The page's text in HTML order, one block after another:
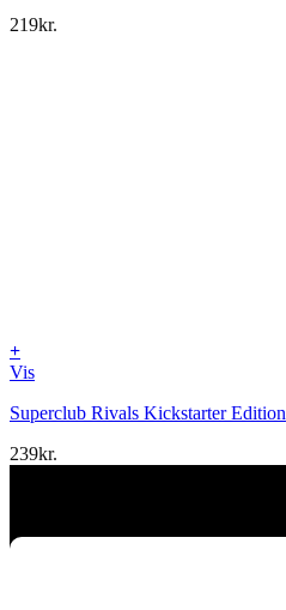
219kr.
+
Vis
Superclub Rivals Kickstarter Edition
239kr.